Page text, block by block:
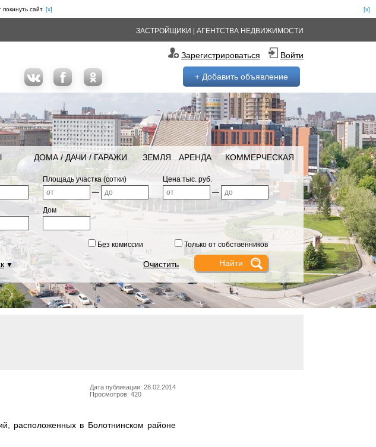
сайт. [x]
[x]
ЗАСТРОЙЩИКИ АГЕНТСТВА НЕДВИЖИМОСТИ
Зарегистрироваться Войти
+ Добавить объявление
ДОМА / ДАЧИ / ГАРАЖИ ЗЕМЛЯ АРЕНДА КОММЕРЧЕСКАЯ
Площадь участка (сотки)
—
Цена тыс. руб.
—
Дом
Без комиссии Только от собственников
▼ Очистить
Дата публикации: 28.02.2014
Просмотров: 420
расположенных в Болотнинском районе